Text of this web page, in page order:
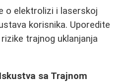
o elektrolizi i laserskoj
korisnika. Uporedite
trajnog uklanjanja
sa Trajnom